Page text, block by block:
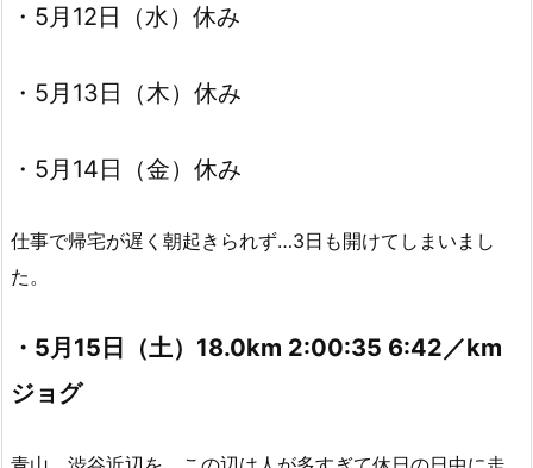
・5月12日（水）休み
・5月13日（木）休み
・5月14日（金）休み
仕事で帰宅が遅く朝起きられず…3日も開けてしまいまし
た。
・5月15日（土）18.0km 2:00:35 6:42／km
ジョグ